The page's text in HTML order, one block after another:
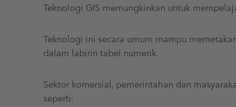
Teknologi GIS memungkinkan untuk
Teknologi ini secara umum mampu
dalam labirin tabel numerik.
Sektor komersial, pemerintahan dan
seperti: